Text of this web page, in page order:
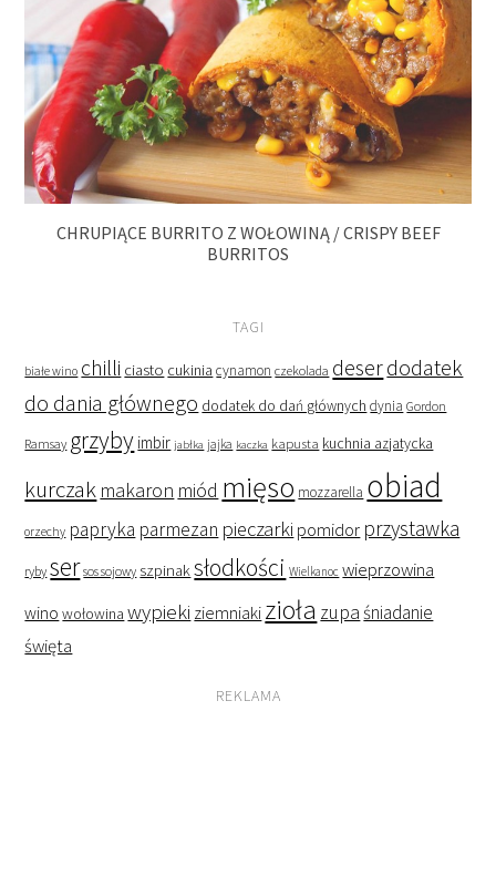
CHRUPIĄCE BURRITO Z WOŁOWINĄ / CRISPY BEEF
BURRITOS
TAGI
białe wino chilli ciasto cukinia cynamon czekolada deserdodatek
do dania głównego dodatek do dań głównych dynia Gordon
Ramsay grzyby imbir jabłka jajka kaczka kapusta kuchnia azjatycka
kurczak makaron miód mięso mozzarella obiad
orzechy papryka parmezan pieczarki pomidor przystawka
ryby ser sos sojowy szpinaksłodkości Wielkanoc wieprzowina
wino wołowina wypieki ziemniaki zioła zupaśniadanie
święta
REKLAMA